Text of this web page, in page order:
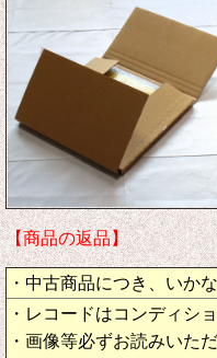
【商品の返品】
・中古商品につき、いか
・レコードはコンディシ
・画像等必ずお読みいた